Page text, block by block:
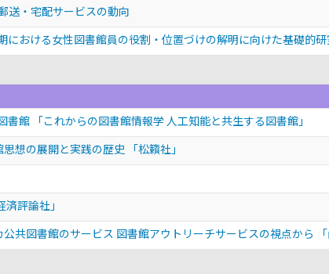
送・宅配サービスの動向
おける女性図書館員の役割・位置づけの解明に向けた基礎的
館 「これからの図書館情報学 人工知能と共生する図書館」
想の展開と実践の歴史 「松籟社」
評論社」
共図書館のサービス 図書館アウトリーチサービスの視点から 「